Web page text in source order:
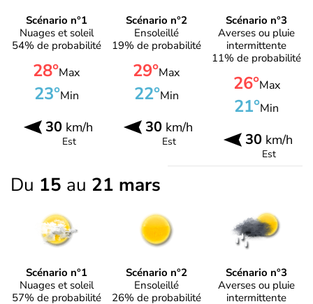
Scénario n°1
Nuages et soleil
54% de probabilité
28°Max
23°Min
30km/h
Est
Scénario n°2
Ensoleillé
19% de probabilité
29°Max
22°Min
30km/h
Est
Scénario n°3
Averses ou pluie
intermittente
11% de probabilité
26°Max
21°Min
30 km/h
Est
Du 15 au 21 mars
Scénario n°1
Nuages et soleil
57% de probabilité
Scénario n°2
Ensoleillé
26% de probabilité
Scénario n°3
Averses ou pluie
intermittente